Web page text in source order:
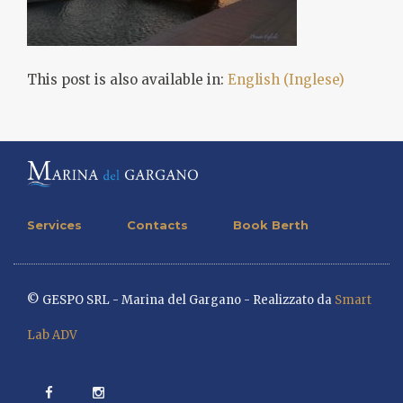
This post is also available in: English (Inglese)
Services Contacts Book Berth
© GESPO SRL - Marina del Gargano - Realizzato da Smart
Lab ADV